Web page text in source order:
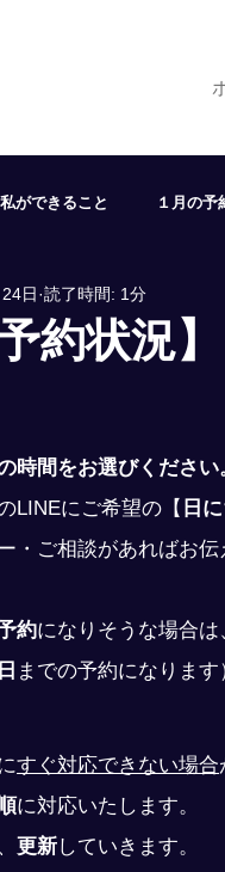
私ができること １月の予
７月の予約状況
況
約状況】
日 読了時間: 1分
時間をお選びください
LINEにご希望の 【 日
・ご相談があればお
約になりそうな場合は
までの予約になります
すぐ対応できない場合
に対応いたします。
更新していきます。